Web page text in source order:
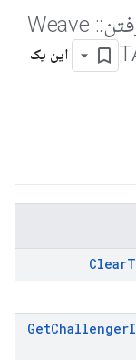
::
این یک
Clear
GetChallenger